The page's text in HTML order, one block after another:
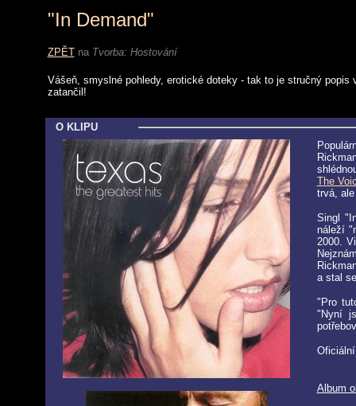
"In Demand"
ZPĚTna Tvorba: Hostování
Vášeň, smyslné pohledy, erotické doteky - tak to je stručný popis
zatančil!
O KLIPU
The
trvá,
Singl
náleží
2000.
a stal
"Pro
"Nyní
Album